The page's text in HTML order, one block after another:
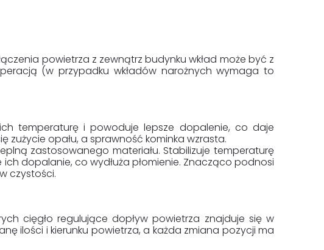
powietrza z zewnątrz budynku wkład może być z
(w przypadku wkładów narożnych wymaga to
temperaturę i powoduje lepsze dopalenie, co daje
zużycie opału, a sprawność kominka wzrasta.
zastosowanego materiału. Stabilizuje temperaturę
dopalanie, co wydłuża płomienie. Znacząco podnosi
czystości.
cięgło regulujące dopływ powietrza znajduje się w
ilości i kierunku powietrza, a każda zmiana pozycji ma